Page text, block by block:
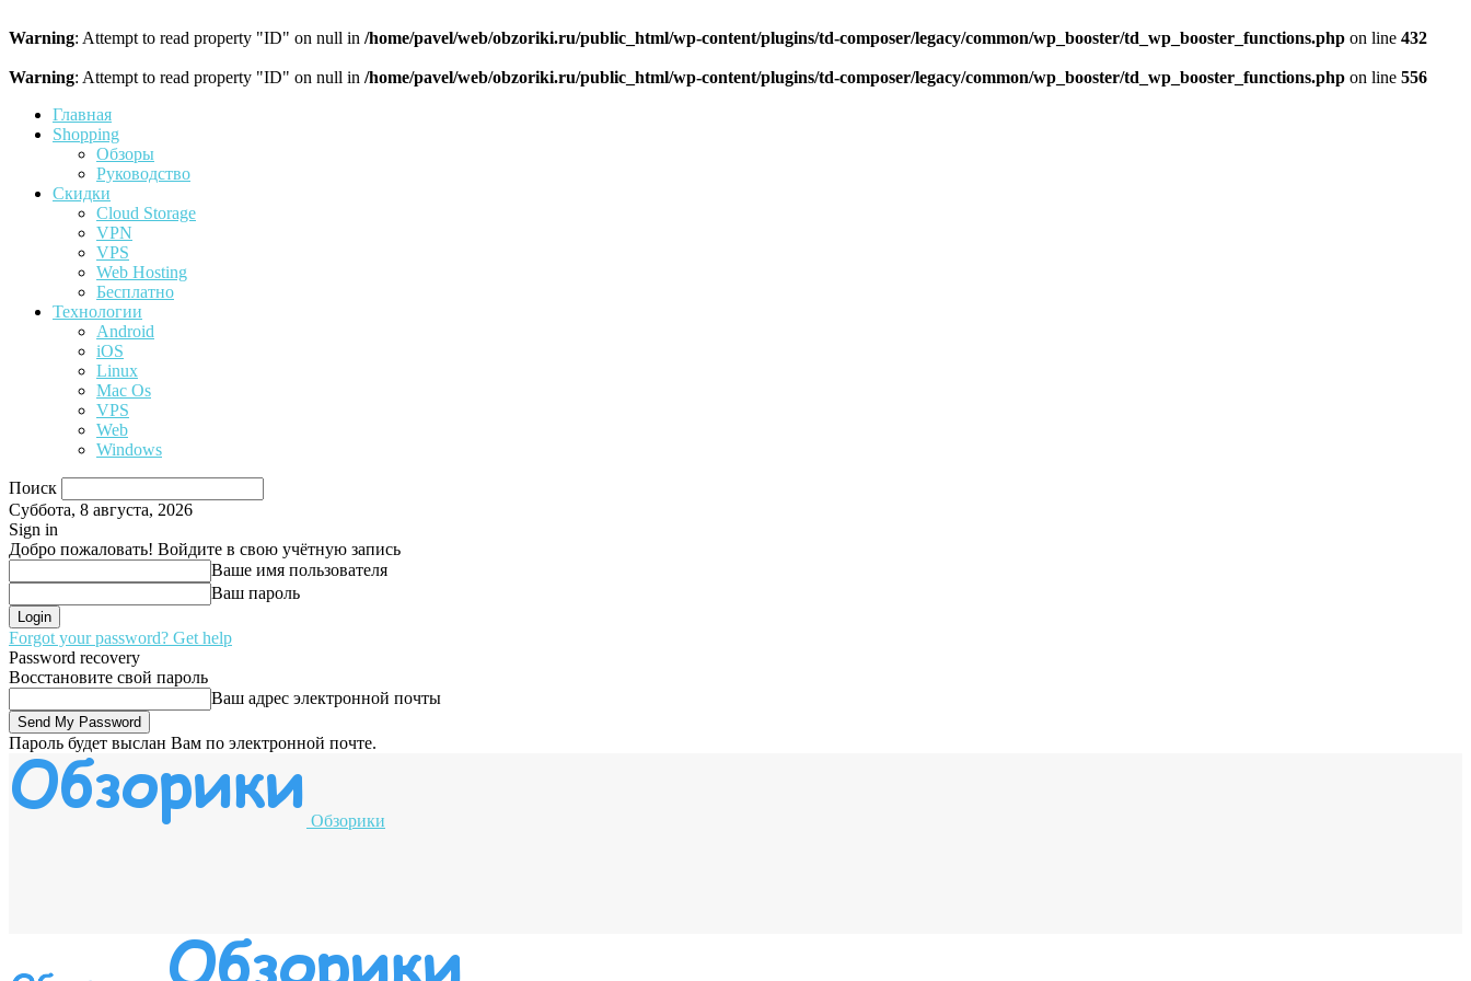
Warning: Attempt to read property "ID" on null in /home/pavel/web/obzoriki.ru/public_html/wp-content/plugins/td-composer/legacy/common/wp_booster/td_wp_booster_functions.php on line 432
Warning: Attempt to read property "ID" on null in /home/pavel/web/obzoriki.ru/public_html/wp-content/plugins/td-composer/legacy/common/wp_booster/td_wp_booster_functions.php on line 556
Главная
Shopping
Обзоры
Руководство
Скидки
Cloud Storage
VPN
VPS
Web Hosting
Бесплатно
Технологии
Android
iOS
Linux
Mac Os
VPS
Web
Windows
Поиск
Суббота, 8 августа, 2026
Sign in
Добро пожаловать! Войдите в свою учётную запись
Ваше имя пользователя
Ваш пароль
Forgot your password? Get help
Password recovery
Восстановите свой пароль
Ваш адрес электронной почты
Пароль будет выслан Вам по электронной почте.
Обзорики